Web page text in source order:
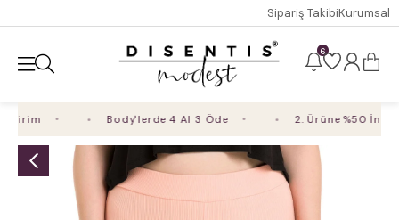
Sipariş TakibiKurumsal
6
Body'lerde 4 Al 3 Öde 2. Ürüne %50 İndirim